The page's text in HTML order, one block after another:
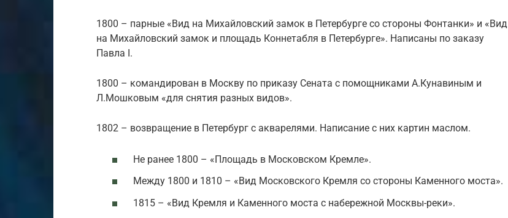
1800 – парные «Вид на Михайловский замок в Петербурге со стороны Фонтанки» и «Вид
на Михайловский замок и площадь Коннетабля в Петербурге». Написаны по заказу
Павла I.
1800 – командирован в Москву по приказу Сената с помощниками А.Кунавиным и
Л.Мошковым «для снятия разных видов».
1802 – возвращение в Петербург с акварелями. Написание с них картин маслом.
Не ранее 1800 – «Площадь в Московском Кремле».
Между 1800 и 1810 – «Вид Московского Кремля со стороны Каменного моста».
1815 – «Вид Кремля и Каменного моста с набережной Москвы-реки».